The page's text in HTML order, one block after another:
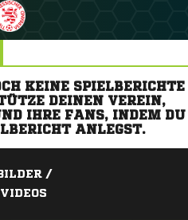
KEINE SPIELBERICHTE
DEINEN VEREIN,
IHRE FANS, INDEM DU
ANLEGST.
/
VIDEOS